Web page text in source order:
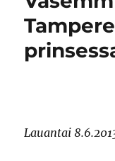
Lauantai